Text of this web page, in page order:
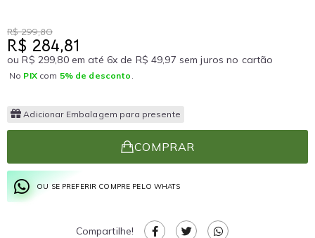
R$ 299,80
R$ 284,81
ou R$ 299,80 em até 6x de R$ 49,97 sem juros no cartão
No PIXcom 5% de desconto .
Adicionar Embalagem para presente
COMPRAR
OU SE PREFERIR COMPRE PELO WHATS
Compartilhe!